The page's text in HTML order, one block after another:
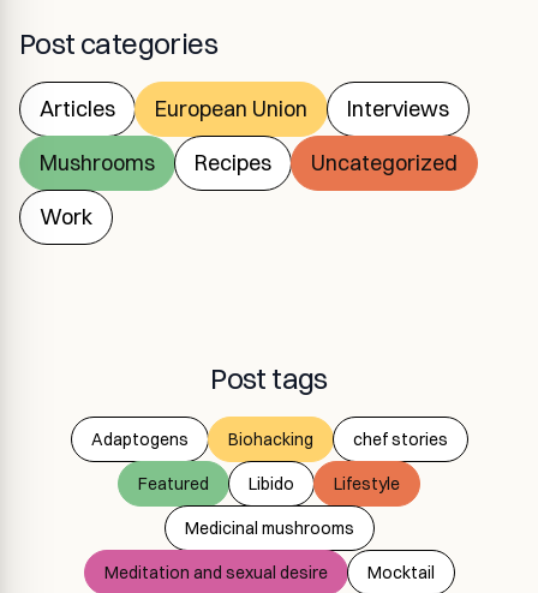
Post categories
Articles European Union
Interviews
Mushrooms
Recipes
Uncategorized
Work
Post tags
Adaptogens Biohacking chef stories
Featured Libido Lifestyle
Medicinal mushrooms
Meditation and sexual desire Mocktail